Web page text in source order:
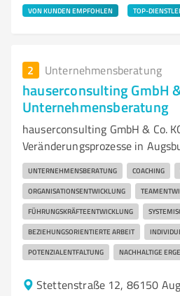
VON KUNDEN EMPFOHLEN TOP-
2 Unternehmensberatung
hauserconsulting GmbH
Unternehmensberatung
hauserconsulting GmbH & Co.
Veränderungsprozesse in
UNTERNEHMENSBERATUNG COACHING
ORGANISATIONSENTWICKLUNG
FÜHRUNGSKRÄFTEENTWICKLUNG
BEZIEHUNGSORIENTIERTE ARBEIT
POTENZIALENTFALTUNG NACHHALTIGE
Stettenstraße 12, 86150